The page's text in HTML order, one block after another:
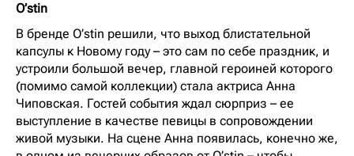
O’stin
В бренде O’stin решили, что выход блистательной
капсулы к Новому году – это сам по себе праздник, и
устроили большой вечер, главной героиней которого
(помимо самой коллекции) стала актриса Анна
Чиповская. Гостей события ждал сюрприз – ее
выступление в качестве певицы в сопровождении
живой музыки. На сцене Анна появилась, конечно же,